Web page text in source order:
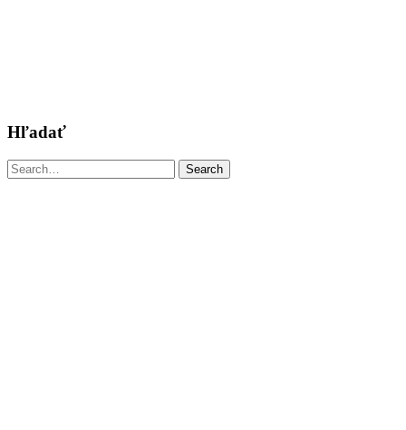
Hľadať
Search
for:
Search